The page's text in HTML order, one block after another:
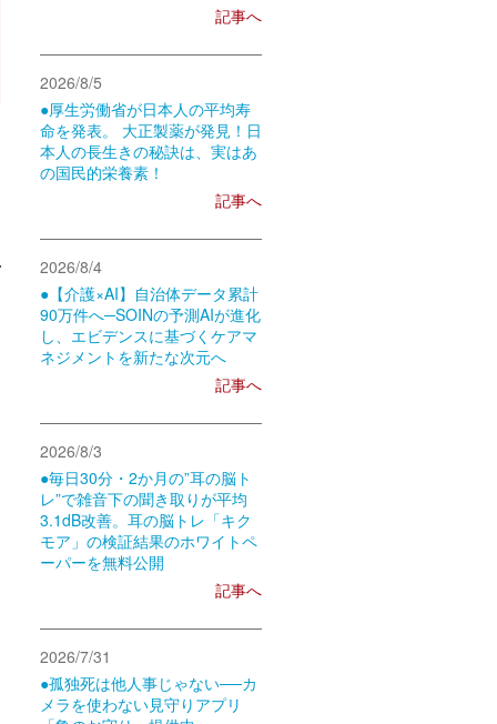
記事へ
2026/8/5
●厚生労働省が日本人の平均寿
命を発表。 大正製薬が発見！日
本人の長生きの秘訣は、実はあ
の国民的栄養素！
記事へ
2026/8/4
●【介護×AI】自治体データ累計
90万件へ─SOINの予測AIが進化
し、エビデンスに基づくケアマ
ネジメントを新たな次元へ
記事へ
2026/8/3
●毎日30分・2か月の”耳の脳ト
レ”で雑音下の聞き取りが平均
3.1dB改善。耳の脳トレ「キク
モア」の検証結果のホワイトペ
ーパーを無料公開
記事へ
2026/7/31
●孤独死は他人事じゃない──カ
メラを使わない見守りアプリ